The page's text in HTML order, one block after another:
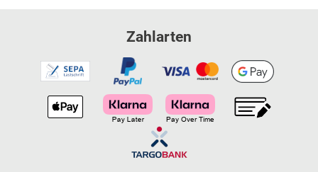
Zahlarten